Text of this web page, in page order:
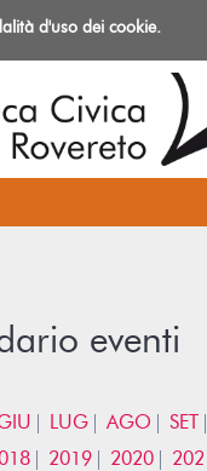
eventi
LUG AGO SET
2019 2020 2021
d'uso dei cookie.